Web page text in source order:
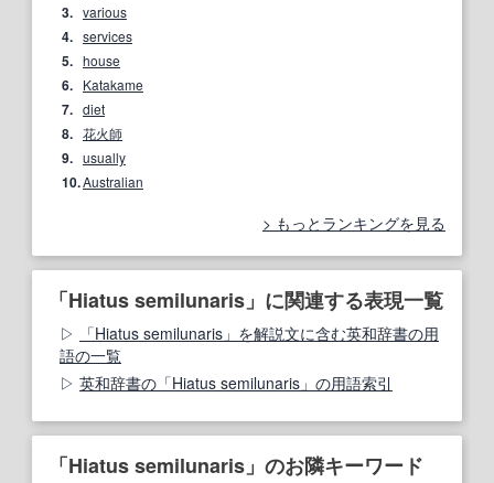
3. various
4. services
5. house
6. Katakame
7. diet
8. 花火師
9. usually
10.Australian
もっとランキングを見る
「Hiatus semilunaris」に関連する表現一覧
「Hiatus semilunaris」を解説文に含む英和辞書の用
語の一覧
英和辞書の「Hiatus semilunaris」の用語索引
「Hiatus semilunaris」のお隣キーワード